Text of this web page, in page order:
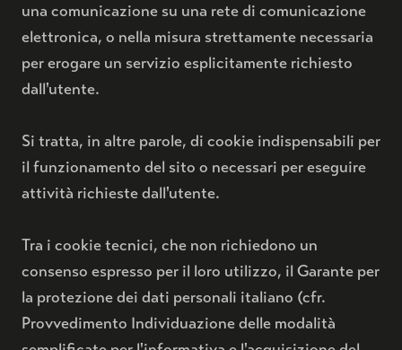
una comunicazione su una rete di comunicazione
elettronica, o nella misura strettamente necessaria
per erogare un servizio esplicitamente richiesto
dall'utente.
Si tratta, in altre parole, di cookie indispensabili per
il funzionamento del sito o necessari per eseguire
attività richieste dall'utente.
Tra i cookie tecnici, che non richiedono un
consenso espresso per il loro utilizzo, il Garante per
la protezione dei dati personali italiano (cfr.
Provvedimento Individuazione delle modalità